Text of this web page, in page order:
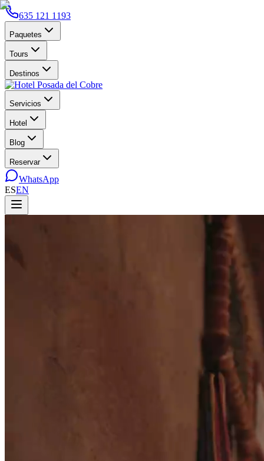
635 121 1193
Paquetes
Tours
Destinos
Servicios
Hotel
Blog
Reservar
WhatsApp
ESEN